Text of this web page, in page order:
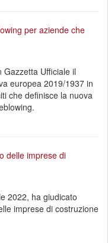
per aziende che
Ufficiale il
europea 2019/1937 in
che definisce la nuova
delle imprese di
2022, ha giudicato
imprese di costruzione